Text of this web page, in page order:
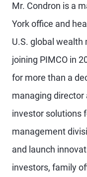
Mr. Condron is a
York office and
U.S. global
joining PIMCO in
for more than a
managing director
investor solutions
management
and launch
investors, family